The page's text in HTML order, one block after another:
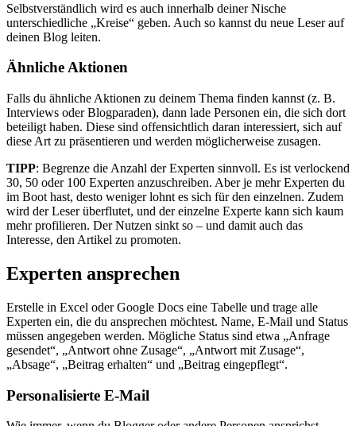
Selbstverständlich wird es auch innerhalb deiner Nische
unterschiedliche „Kreise“ geben. Auch so kannst du neue Leser auf
deinen Blog leiten.
Ähnliche Aktionen
Falls du ähnliche Aktionen zu deinem Thema finden kannst (z. B.
Interviews oder Blogparaden), dann lade Personen ein, die sich dort
beteiligt haben. Diese sind offensichtlich daran interessiert, sich auf
diese Art zu präsentieren und werden möglicherweise zusagen.
TIPP: Begrenze die Anzahl der Experten sinnvoll. Es ist verlockend
30, 50 oder 100 Experten anzuschreiben. Aber je mehr Experten du
im Boot hast, desto weniger lohnt es sich für den einzelnen. Zudem
wird der Leser überflutet, und der einzelne Experte kann sich kaum
mehr profilieren. Der Nutzen sinkt so – und damit auch das
Interesse, den Artikel zu promoten.
Experten ansprechen
Erstelle in Excel oder Google Docs eine Tabelle und trage alle
Experten ein, die du ansprechen möchtest. Name, E-Mail und Status
müssen angegeben werden. Mögliche Status sind etwa „Anfrage
gesendet“, „Antwort ohne Zusage“, „Antwort mit Zusage“,
„Absage“, „Beitrag erhalten“ und „Beitrag eingepflegt“.
Personalisierte E-Mail